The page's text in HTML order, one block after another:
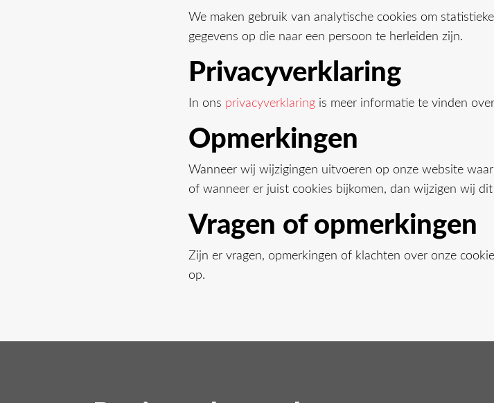
We maken gebruik van analytische cookies om
gegevens op die naar een persoon te herleiden zijn.
Privacyverklaring
In ons privacyverklaring is meer informatie te vinden
Opmerkingen
Wanneer wij wijzigingen uitvoeren op onze website
of wanneer er juist cookies bijkomen, dan wijzigen wij
Vragen of opmerkingen
Zijn er vragen, opmerkingen of klachten over onze
op.